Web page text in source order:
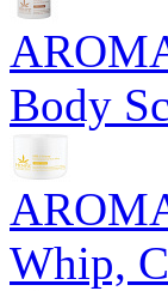
Body
Whip,